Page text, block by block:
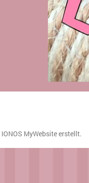
IONOS MyWebsiteerstellt.